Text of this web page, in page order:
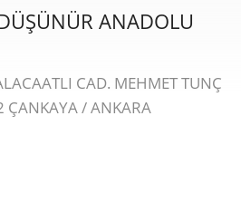
ANADOLU
CAD. MEHMET TUNÇ
ÇANKAYA / ANKARA